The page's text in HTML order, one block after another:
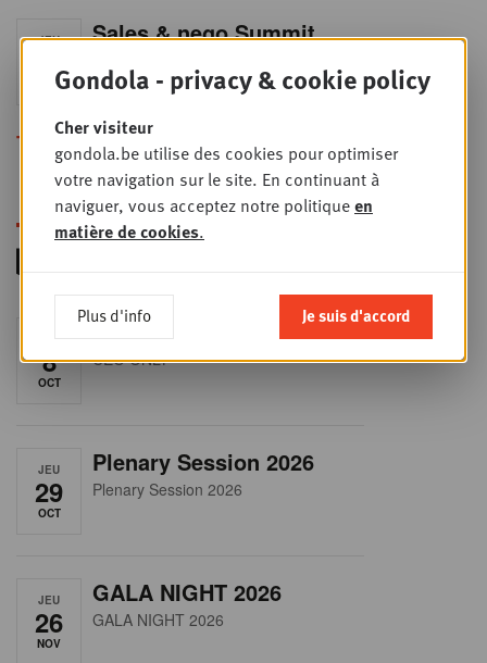
JEU
24
SEPT
Sales & nego Summit
Sales & Nego summit 2026
Toutes les formations
JEU
8
OCT
RET-TALK
CEO ONLY
JEU
29
OCT
Plenary Session 2026
Plenary Session 2026
JEU
26
NOV
GALA NIGHT 2026
GALA NIGHT 2026
Gondola - privacy & cookie policy
Cher visiteur
gondola.be utilise des cookies pour optimiser
votre navigation sur le site. En continuant à
naviguer, vous acceptez notre politiqueen
matière de cookies.
Plus d'info Je suis d'accord